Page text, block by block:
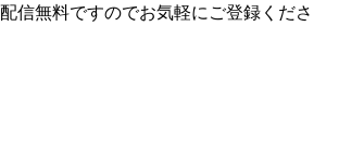
信無料ですのでお気軽にご登録くださ